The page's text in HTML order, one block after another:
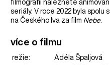
filmografii naleznete
seriály. V roce 2022 byla spolu
na Českého lva za film Nebe.
více o filmu
režie:
Adéla Špaljová